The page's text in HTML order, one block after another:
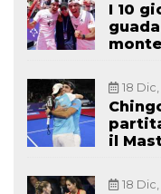
I 10
18
il
18 Dic,